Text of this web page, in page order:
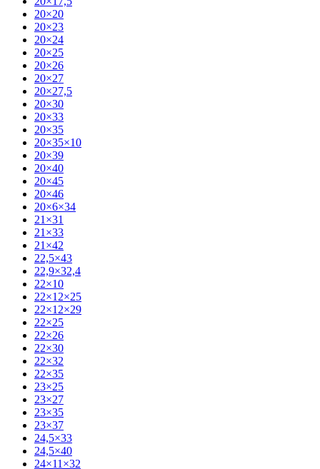
20×20
20×23
20×24
20×25
20×26
20×27
20×27,5
20×30
20×33
20×35
20×35×10
20×39
20×40
20×45
20×46
20×6×34
21×31
21×33
21×42
22,5×43
22,9×32,4
22×10
22×12×25
22×12×29
22×25
22×26
22×30
22×32
22×35
23×25
23×27
23×35
23×37
24,5×33
24,5×40
24×11×32